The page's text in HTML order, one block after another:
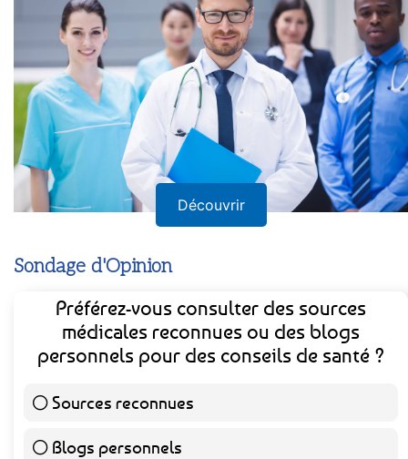
Découvrir
Sondage d'Opinion
Préférez-vous consulter des sources
médicales reconnues ou des blogs
personnels pour des conseils de santé ?
Sources reconnues
Blogs personnels